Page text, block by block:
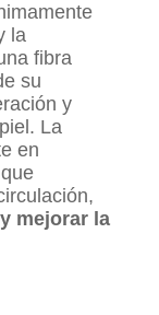
la
fibra
su
y
La
en
mejorar la